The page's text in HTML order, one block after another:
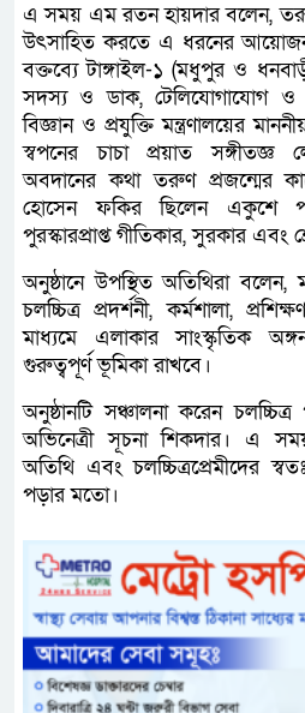
এ সময় এম রতন হায়দার বলেন,
উৎসাহিত করতে এ ধরনের
বক্তব্যে টাঙ্গাইল-১ (মধুপুর ও
সদস্য ও ডাক, টেলিযোগাযোগ ও
বিজ্ঞান ও প্রযুক্তি মন্ত্রণালয়ের
স্বপনের চাচা প্রয়াত
অবদানের কথা তরুণ প্রজন্মের
হোসেন ফকির ছিলেন একুশে
পুরস্কারপ্রাপ্ত গীতিকার, সুরকার এবং
অনুষ্ঠানে উপস্থিত অতিথিরা বলেন,
চলচ্চিত্র প্রদর্শনী, কর্মশালা,
মাধ্যমে এলাকার সাংস্কৃতিক
গুরুত্বপূর্ণ ভূমিকা রাখবে।
অনুষ্ঠানটি সঞ্চালনা করেন
অভিনেত্রী সূচনা শিকদার। এ
অতিথি এবং চলচ্চিত্রপ্রেমীদের
পড়ার মতো।